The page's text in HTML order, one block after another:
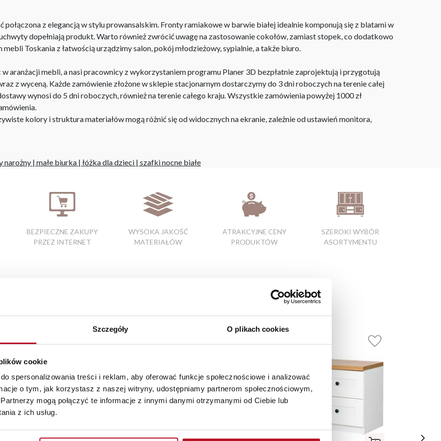
Szczegóły O plikach cookies
cookie
spersonalizowania treści i reklam, aby oferować funkcje społecznościowe i analizować
o tym, jak korzystasz z naszej witryny, udostępniamy partnerom społecznościowym,
mogą połączyć te informacje z innymi danymi otrzymanymi od Ciebie lub
z ich usług.
z elegancją w stylu prowansalskim. Fronty ramiakowe w barwie białej idealnie komponują się z blatami w
dopełniają produkt. Warto również zwrócić uwagę na zastosowanie cokołów, zamiast stopek, co dodatkowo
Toskania z łatwością urządzimy salon, pokój młodzieżowy, sypialnie, a także biuro.
aranżacji mebli, a nasi pracownicy z wykorzystaniem programu Planer 3D bezpłatnie zaprojektują i przygotują
z wyceną. Każde zamówienie złożone w sklepie stacjonarnym dostarczymy do 3 dni roboczych na terenie całej
wynosi do 5 dni roboczych, również na terenie całego kraju. Wszystkie zamówienia powyżej 1000 zł
kolory i struktura materiałów mogą różnić się od widocznych na ekranie, zależnie od ustawień monitora,
narożny | małe biurka | łóżka dla dzieci | szafki nocne białe
BEZPIECZNE ZAKUPY
PRZEZ INTERNET
WYSOKA JAKOŚĆ
MATERIAŁÓW
ATRAKCYJNE CENY
PRODUKTÓW
SZEROKI WYBÓR
ASORTYMENTU